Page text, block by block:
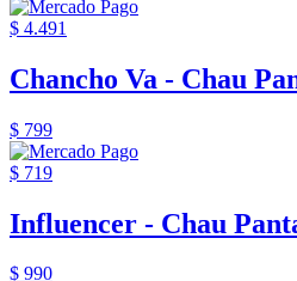
$ 4.491
Chancho Va - Chau
$ 799
$ 719
Influencer - Chau
$ 990